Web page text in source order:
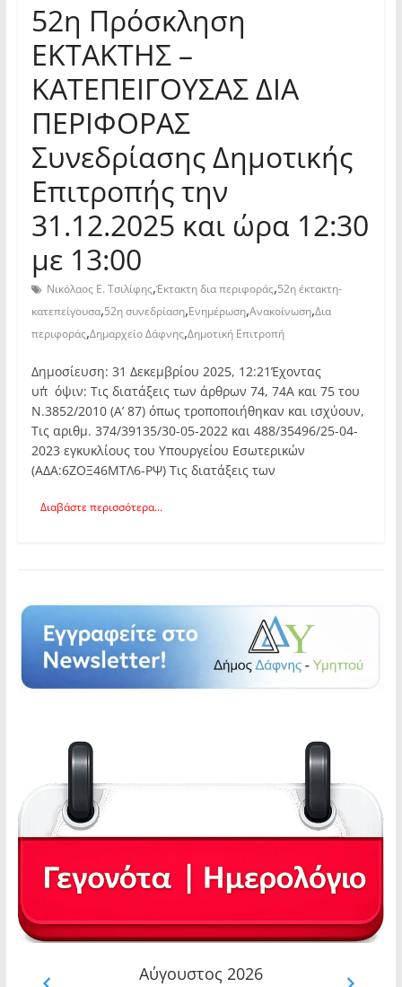
52η Πρόσκληση
ΕΚΤΑΚΤΗΣ –
ΚΑΤΕΠΕΙΓΟΥΣΑΣ ΔΙΑ
ΠΕΡΙΦΟΡΑΣ
Συνεδρίασης Δημοτικής
Επιτροπής την
31.12.2025 και ώρα 12:30
με 13:00
Νικόλαος Ε. Τσιλίφης,Έκτακτη δια περιφοράς,52η έκτακτη-
κατεπείγουσα,52η συνεδρίαση,Ενημέρωση,Ανακοίνωση,Δια
περιφοράς,Δημαρχείο Δάφνης,Δημοτική Επιτροπή
Δημοσίευση: 31 Δεκεμβρίου 2025, 12:21Έχοντας
υπ΄όψιν: Τις διατάξεις των άρθρων 74, 74Α και 75 του
Ν.3852/2010 (Α’ 87) όπως τροποποιήθηκαν και ισχύουν,
Τις αριθμ. 374/39135/30-05-2022 και 488/35496/25-04-
2023 εγκυκλίους του Υπουργείου Εσωτερικών
(ΑΔΑ:6ΖΟΞ46ΜΤΛ6-ΡΨ) Τις διατάξεις των
Διαβάστε περισσότερα...
Αύγουστος 2026